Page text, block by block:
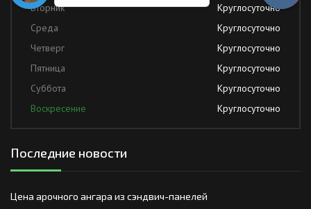
Вторник
Круглосуточно
Среда
Круглосуточно
Четверг
Круглосуточно
Пятница
Круглосуточно
Суббота
Круглосуточно
Воскресение
Круглосуточно
Последние новости
Цена арочного ангара из сэндвич-панелей